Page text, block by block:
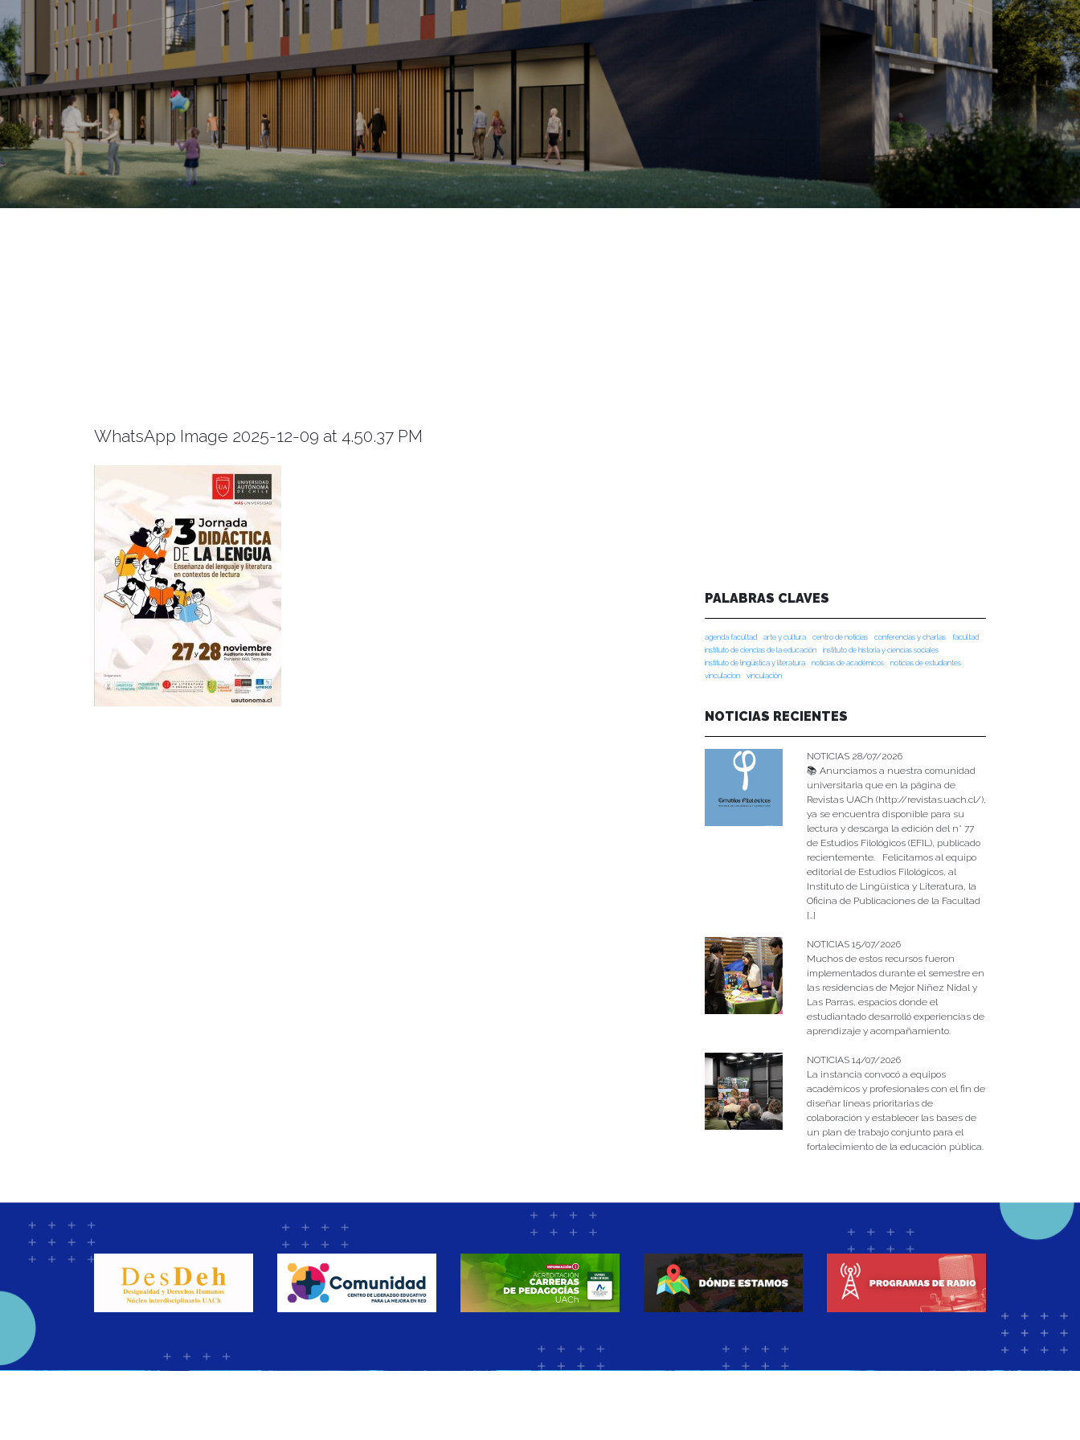
WhatsApp Image 2025-12-09 at 4.50.37 PM
PALABRAS CLAVES
agenda facultad arte y cultura centro de noticias conferencias y charlas
facultad
instituto de ciencias de la educación
instituto de historia y ciencias sociales
instituto de lingüística y literatura
noticias de académicos
noticias de estudiantes
vinculacion
vinculación
NOTICIAS RECIENTES
NOTICIAS 28/07/2026
📚 Anunciamos a nuestra comunidad
universitaria que en la página de
Revistas UACh (http://revistas.uach.cl/),
ya se encuentra disponible para su
lectura y descarga la edición del n° 77
de Estudios Filológicos (EFIL), publicado
recientemente. Felicitamos al equipo
editorial de Estudios Filológicos, al
Instituto de Lingüística y Literatura, la
Oficina de Publicaciones de la Facultad
[…]
NOTICIAS 15/07/2026
Muchos de estos recursos fueron
implementados durante el semestre en
las residencias de Mejor Niñez Nidal y
Las Parras, espacios donde el
estudiantado desarrolló experiencias de
aprendizaje y acompañamiento.
NOTICIAS 14/07/2026
La instancia convocó a equipos
académicos y profesionales con el fin de
diseñar líneas prioritarias de
colaboración y establecer las bases de
un plan de trabajo conjunto para el
fortalecimiento de la educación pública.